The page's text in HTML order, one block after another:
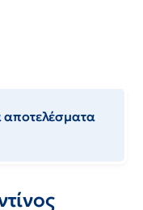
αποτελέσματα